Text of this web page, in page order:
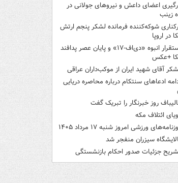
اعضای داعش و نیروهای جولانی در
زینب
شوکه‌کننده فرمانده لشکر پنجم ارتش
در اروپا
استقرار انبوه «دی‌اف‑۱۷» و پایان عصر پدافند
+عکس
آقای شهید ایران از موکب‌داران عراقی
ادعاهای سنتکام درباره محاصره دریایی
روز خبرنگار را تبریک گفت
ائتلاف مکه
ورزشی امروز ‌شنبه ۱۷ مرداد ۱۴۰۵
سیزران منفجر شد
جزئیات صدور احکام بازنشستگی